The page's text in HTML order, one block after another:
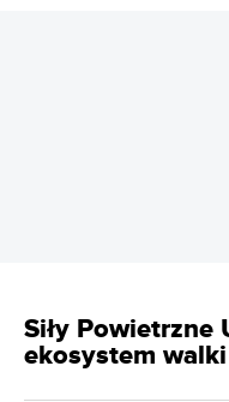
Siły Powietrzne
ekosystem walki